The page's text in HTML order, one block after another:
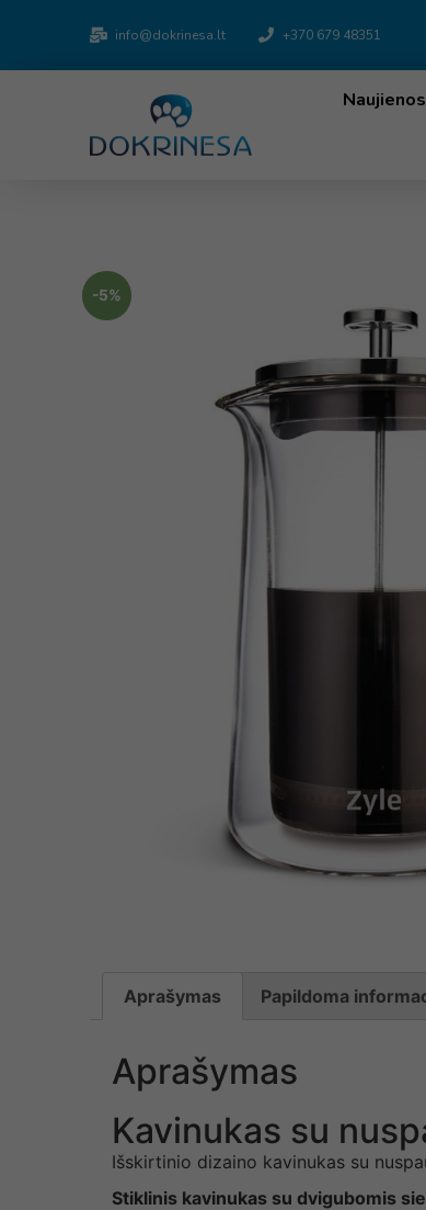
info@dokrinesa.lt +370 679 48351
Naujienos
-5%
Aprašymas Papildoma
Aprašymas
Kavinukas su
Išskirtinio dizaino kavinukas su
Stiklinis kavinukas su dvigubomis